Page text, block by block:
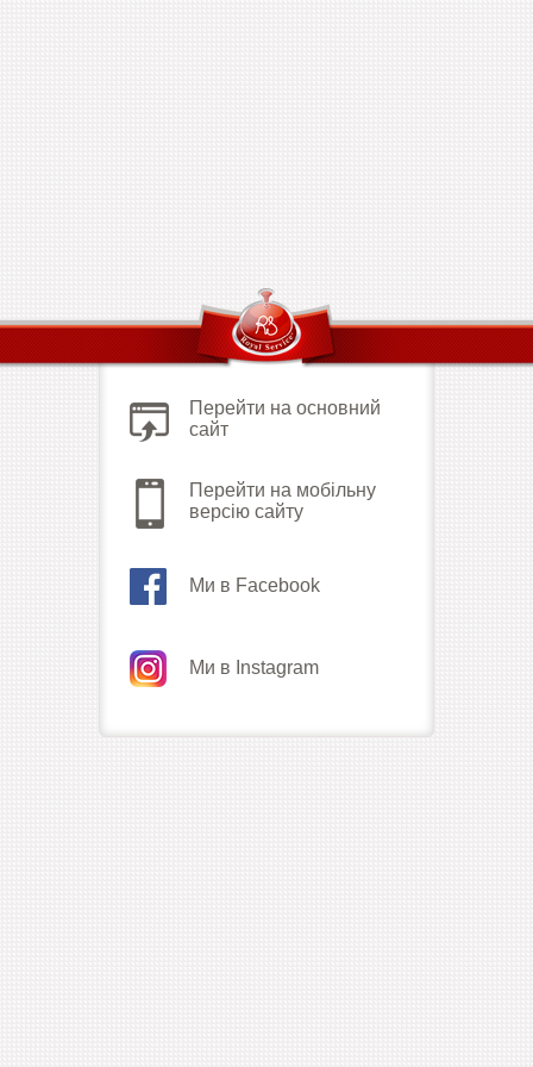
Перейти на основний
сайт
Перейти на мобільну
версію сайту
Ми в Facebook
Ми в Instagram